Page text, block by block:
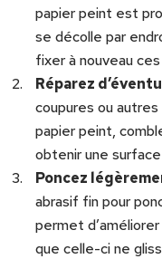
papier peint est
se décolle par
fixer à nouveau
Réparez
coupures ou
papier peint,
obtenir une
Poncez
abrasif fin pour
permet
que celle-ci ne